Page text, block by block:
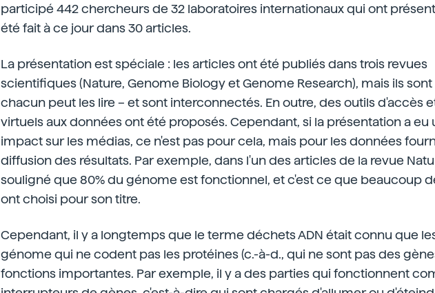
participé 442 chercheurs de 32 laboratoires internationaux qui ont
été fait à ce jour dans 30 articles.
La présentation est spéciale : les articles ont été publiés dans trois revues
scientifiques (Nature, Genome Biology et Genome Research), mais ils
chacun peut les lire – et sont interconnectés. En outre, des outils d'accès
virtuels aux données ont été proposés. Cependant, si la présentation a eu
impact sur les médias, ce n'est pas pour cela, mais pour les données
diffusion des résultats. Par exemple, dans l'un des articles de la revue
souligné que 80% du génome est fonctionnel, et c'est ce que beaucoup
ont choisi pour son titre.
Cependant, il y a longtemps que le terme déchets ADN était connu que
génome qui ne codent pas les protéines (c.-à-d., qui ne sont pas des
fonctions importantes. Par exemple, il y a des parties qui fonctionnent